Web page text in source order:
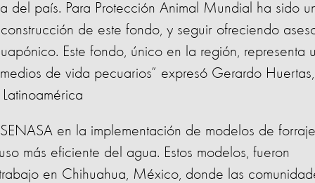
del país. Para Protección Animal Mundial ha sido
de este fondo, y seguir ofreciendo
Este fondo, único en la región, representa
de vida pecuarios” expresó Gerardo Huertas,
en la implementación de modelos de forraje
más eficiente del agua. Estos modelos, fueron
en Chihuahua, México, donde las